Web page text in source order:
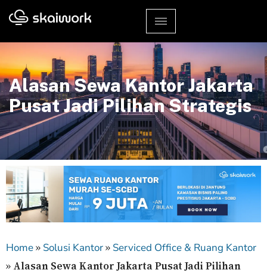
Alasan Sewa Kantor Jakarta
Pusat Jadi Pilihan Strategis
Home» Solusi Kantor» Serviced Office & Ruang Kantor
» Alasan Sewa Kantor Jakarta Pusat Jadi Pilihan